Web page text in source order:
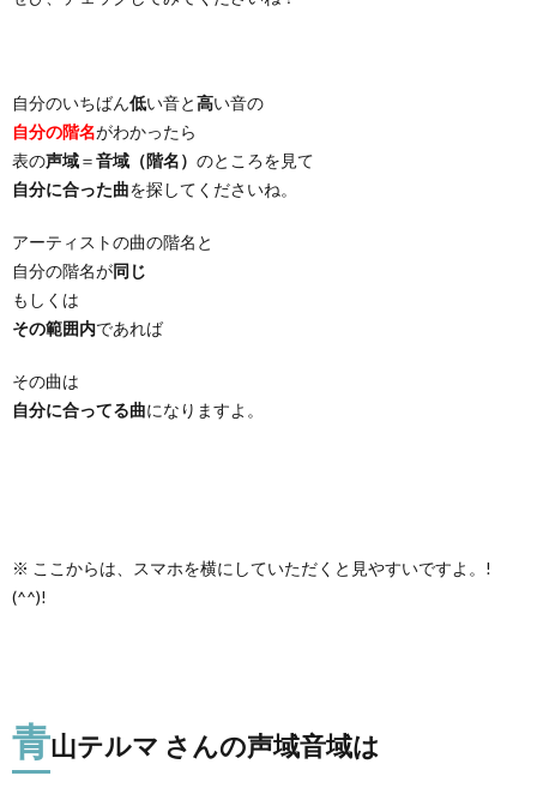
自分のいちばん低い音と高い音の
自分の階名がわかったら
表の声域＝音域（階名） のところを見て
自分に合った曲を探してくださいね。
アーティストの曲の階名と
自分の階名が同じ
もしくは
その範囲内であれば
その曲は
自分に合ってる曲になりますよ。
※ ここからは、スマホを横にしていただくと見やすいですよ。!
(^^)!
青山テルマ さんの声域音域は